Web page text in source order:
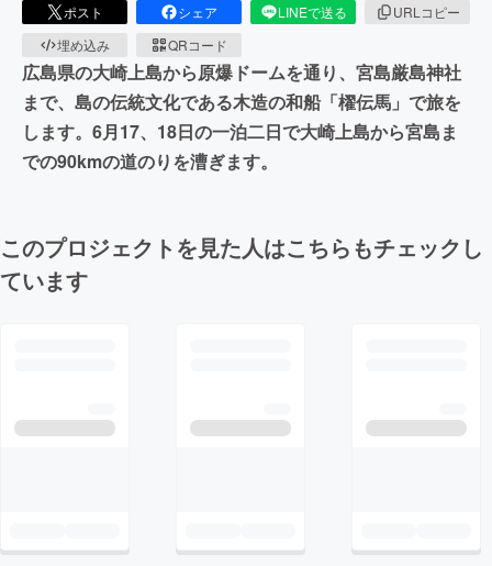
ポスト シェア LINEで送る
URLコピー
埋め込み
QRコード
広島県の大崎上島から原爆ドームを通り、宮島厳島神社
まで、島の伝統文化である木造の和船「櫂伝馬」で旅を
します。6月17、18日の一泊二日で大崎上島から宮島ま
での90kmの道のりを漕ぎます。
このプロジェクトを見た人はこちらもチェックし
ています